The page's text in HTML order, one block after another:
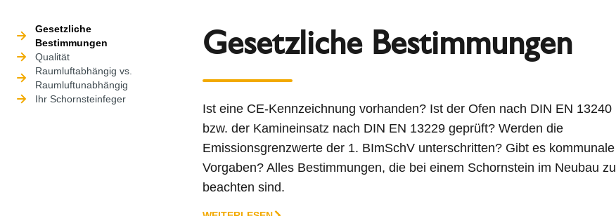
Gesetzliche
Bestimmungen
Qualität
Raumluftabhängig vs.
Raumluftunabhängig
Ihr Schornsteinfeger
Gesetzliche Bestimmungen
Ist eine CE-Kennzeichnung vorhanden? Ist der Ofen nach DIN EN 13240
bzw. der Kamineinsatz nach DIN EN 13229 geprüft? Werden die
Emissionsgrenzwerte der 1. BImSchV unterschritten? Gibt es kommunale
Vorgaben? Alles Bestimmungen, die bei einem Schornstein im Neubau zu
beachten sind.